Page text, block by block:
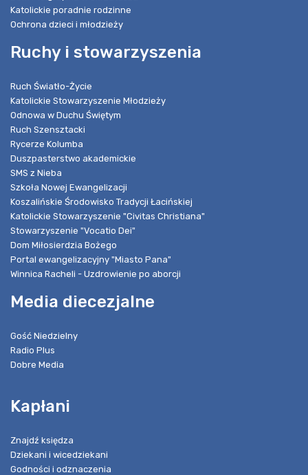
Katolickie poradnie rodzinne
Ochrona dzieci i młodzieży
Ruchy i stowarzyszenia
Ruch Światło-Życie
Katolickie Stowarzyszenie Młodzieży
Odnowa w Duchu Świętym
Ruch Szensztacki
Rycerze Kolumba
Duszpasterstwo akademickie
SMS z Nieba
Szkoła Nowej Ewangelizacji
Koszalińskie Środowisko Tradycji Łacińskiej
Katolickie Stowarzyszenie "Civitas Christiana"
Stowarzyszenie "Vocatio Dei"
Dom Miłosierdzia Bożego
Portal ewangelizacyjny "Miasto Pana"
Winnica Racheli - Uzdrowienie po aborcji
Media diecezjalne
Gość Niedzielny
Radio Plus
Dobre Media
Kapłani
Znajdź księdza
Dziekani i wicedziekani
Godności i odznaczenia